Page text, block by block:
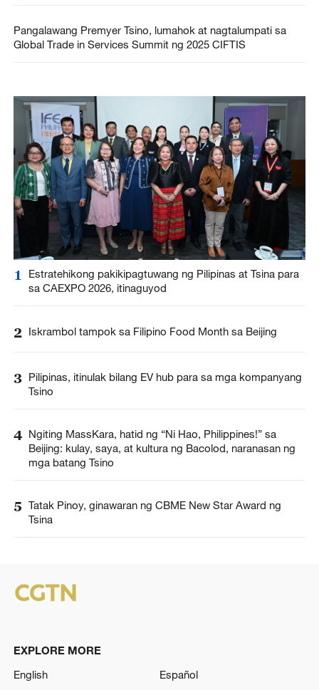
Pangalawang Premyer Tsino, lumahok at nagtalumpati sa
Global Trade in Services Summit ng 2025 CIFTIS
1
Estratehikong pakikipagtuwang ng Pilipinas at Tsina para
sa CAEXPO 2026, itinaguyod
2 Iskrambol tampok sa Filipino Food Month sa Beijing
3 Pilipinas, itinulak bilang EV hub para sa mga kompanyang
Tsino
4 Ngiting MassKara, hatid ng “Ni Hao, Philippines!” sa
Beijing: kulay, saya, at kultura ng Bacolod, naranasan ng
mga batang Tsino
5 Tatak Pinoy, ginawaran ng CBME New Star Award ng
Tsina
EXPLORE MORE
English
Español